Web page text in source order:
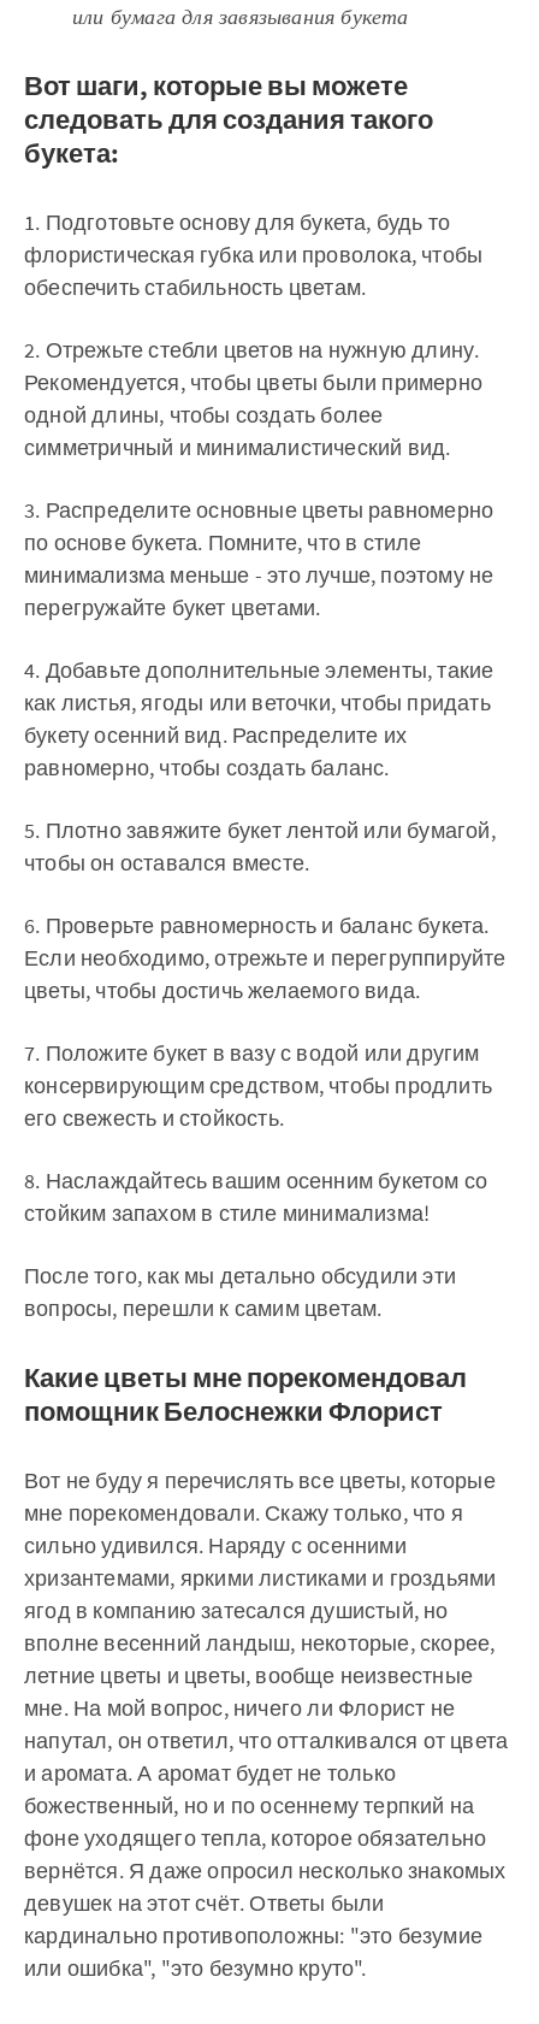
или бумага для завязывания букета
Вот шаги, которые вы можете
следовать для создания такого
букета:
1. Подготовьте основу для букета, будь то
флористическая губка или проволока, чтобы
обеспечить стабильность цветам.
2. Отрежьте стебли цветов на нужную длину.
Рекомендуется, чтобы цветы были примерно
одной длины, чтобы создать более
симметричный и минималистический вид.
3. Распределите основные цветы равномерно
по основе букета. Помните, что в стиле
минимализма меньше - это лучше, поэтому не
перегружайте букет цветами.
4. Добавьте дополнительные элементы, такие
как листья, ягоды или веточки, чтобы придать
букету осенний вид. Распределите их
равномерно, чтобы создать баланс.
5. Плотно завяжите букет лентой или бумагой,
чтобы он оставался вместе.
6. Проверьте равномерность и баланс букета.
Если необходимо, отрежьте и перегруппируйте
цветы, чтобы достичь желаемого вида.
7. Положите букет в вазу с водой или другим
консервирующим средством, чтобы продлить
его свежесть и стойкость.
8. Наслаждайтесь вашим осенним букетом со
стойким запахом в стиле минимализма!
После того, как мы детально обсудили эти
вопросы, перешли к самим цветам.
Какие цветы мне порекомендовал
помощник Белоснежки Флорист
Вот не буду я перечислять все цветы, которые
мне порекомендовали. Скажу только, что я
сильно удивился. Наряду с осенними
хризантемами, яркими листиками и гроздьями
ягод в компанию затесался душистый, но
вполне весенний ландыш, некоторые, скорее,
летние цветы и цветы, вообще неизвестные
мне. На мой вопрос, ничего ли Флорист не
напутал, он ответил, что отталкивался от цвета
и аромата. А аромат будет не только
божественный, но и по осеннему терпкий на
фоне уходящего тепла, которое обязательно
вернётся. Я даже опросил несколько знакомых
девушек на этот счёт. Ответы были
кардинально противоположны: "это безумие
или ошибка", "это безумно круто".